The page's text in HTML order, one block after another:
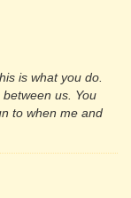
is what you do.
us. You
to when me and